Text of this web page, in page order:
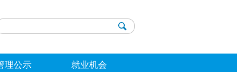
理公示 就业机会